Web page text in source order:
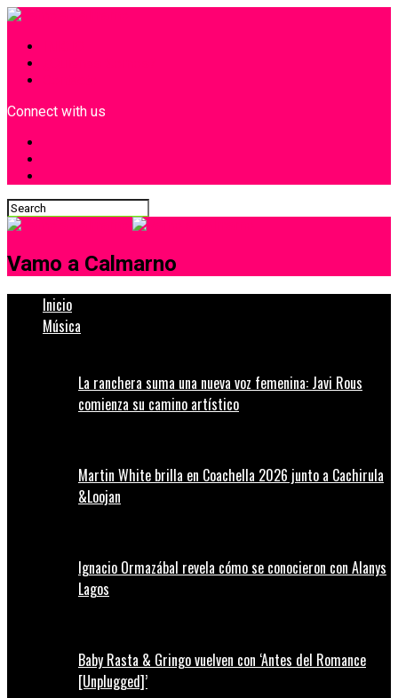
Connect with us
Vamo a Calmarno
Inicio
Música
La ranchera suma una nueva voz femenina: Javi Rous
comienza su camino artístico
Martin White brilla en Coachella 2026 junto a Cachirula
&Loojan
Ignacio Ormazábal revela cómo se conocieron con Alanys
Lagos
Baby Rasta & Gringo vuelven con ‘Antes del Romance
[Unplugged]’